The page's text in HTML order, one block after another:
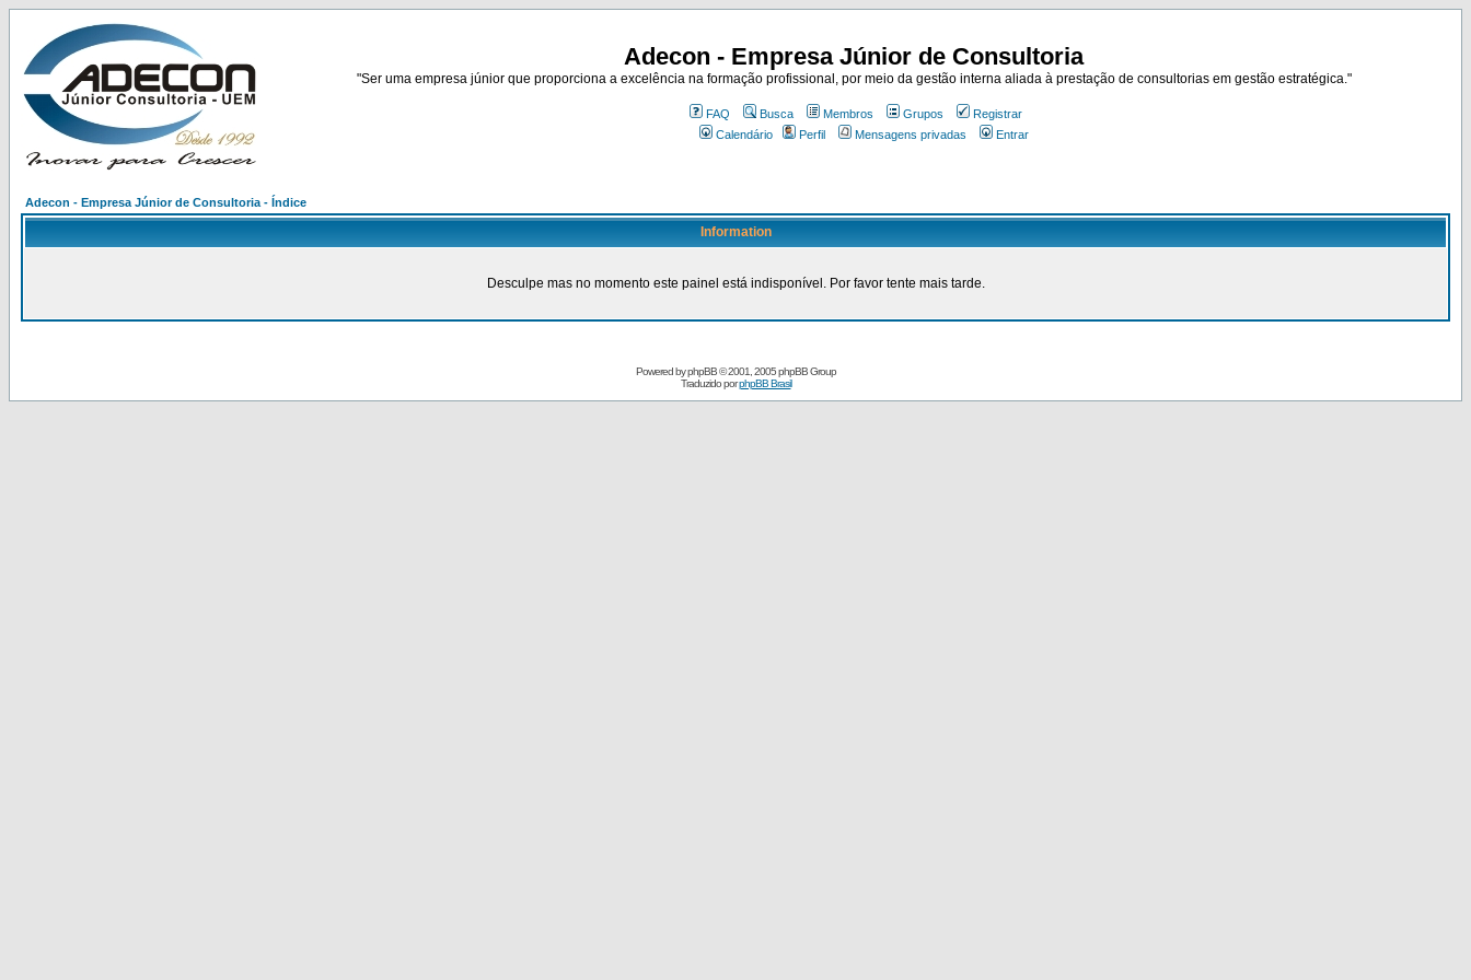
Adecon - Empresa Júnior de Consultoria
"Ser uma empresa júnior que proporciona a excelência na formação profissional, por meio da gestão interna aliada à prestação de consultorias em gestão estratégica."
FAQ Busca Membros Grupos
Registrar
Calendário
Perfil Mensagens privadas Entrar
Adecon - Empresa Júnior de Consultoria - Índice
Information
Desculpe mas no momento este painel está indisponível. Por favor tente mais tarde.
Powered byphpBB© 2001, 2005 phpBB Group
Traduzido porphpBB Brasil